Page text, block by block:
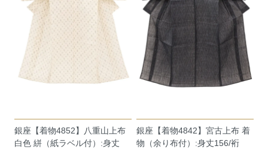
銀座【着物4852】八重山上布
白色 絣（紙ラベル付）:身丈
銀座【着物4842】宮古上布 着
物（余り布付）:身丈156/裄